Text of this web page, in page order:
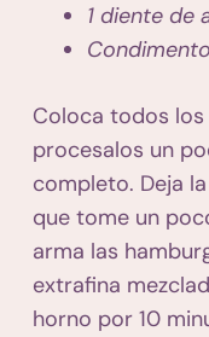
1 diente de
Coloca todos
procesalos un
completo. Deja
que tome un
arma las
extrafina
horno por 10